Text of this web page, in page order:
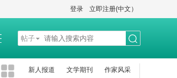
登录 立即注册(中文）
帖子
新人报道 文学期刊
作家风采